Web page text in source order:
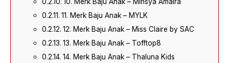
11. Merk Baju Anak – MYLK
12. Merk Baju Anak – Miss Claire by SAC
13. Merk Baju Anak – Tofftop8
14. Merk Baju Anak – Thaluna Kids